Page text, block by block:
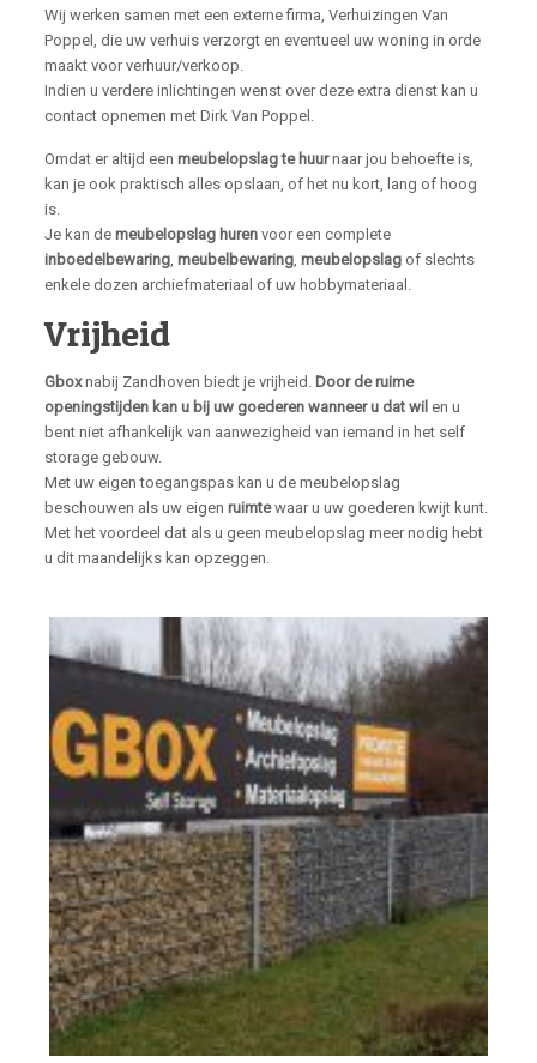
Wij werken samen met een externe firma, Verhuizingen Van
Poppel, die uw verhuis verzorgt en eventueel uw woning in orde
maakt voor verhuur/verkoop.
Indien u verdere inlichtingen wenst over deze extra dienst kan u
contact opnemen met Dirk Van Poppel.
Omdat er altijd een meubelopslag te huurnaar jou behoefte is,
kan je ook praktisch alles opslaan, of het nu kort, lang of hoog
is.
Je kan de meubelopslag hurenvoor een complete
inboedelbewaring, meubelbewaring, meubelopslagof slechts
enkele dozen archiefmateriaal of uw hobbymateriaal.
Vrijheid
Gboxnabij Zandhoven biedt je vrijheid. Door de ruime
openingstijden kan u bij uw goederen wanneer u dat wil en u
bent niet afhankelijk van aanwezigheid van iemand in het self
storage gebouw.
Met uw eigen toegangspas kan u de meubelopslag
beschouwen als uw eigen ruimtewaar u uw goederen kwijt kunt.
Met het voordeel dat als u geen meubelopslag meer nodig hebt
u dit maandelijks kan opzeggen.